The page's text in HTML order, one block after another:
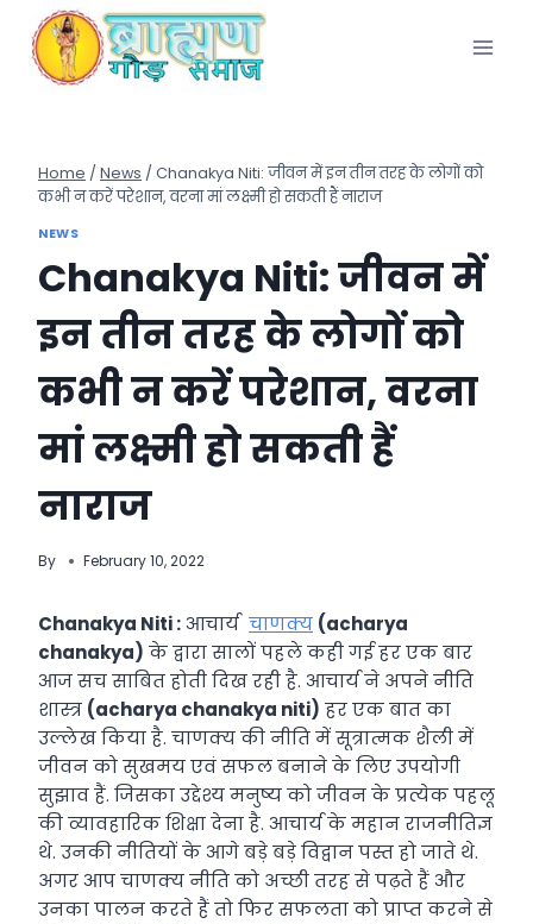
content
Home / News / Chanakya Niti: जीवन में इन तीन तरह के लोगों को
कभी न करें परेशान, वरना मां लक्ष्मी हो सकती हैं नाराज
NEWS
Chanakya Niti: जीवन में
इन तीन तरह के लोगों को
कभी न करें परेशान, वरना
मां लक्ष्मी हो सकती हैं
नाराज
By February 10, 2022
Chanakya Niti :आचार्य चाणक्य (acharya
chanakya) के द्वारा सालों पहले कही गई हर एक बार
आज सच साबित होती दिख रही है. आचार्य ने अपने नीति
शास्त्र (acharya chanakya niti) हर एक बात का
उल्लेख किया है. चाणक्य की नीति में सूत्रात्मक शैली में
जीवन को सुखमय एवं सफल बनाने के लिए उपयोगी
सुझाव हैं. जिसका उद्देश्य मनुष्य को जीवन के प्रत्येक पहलू
की व्यावहारिक शिक्षा देना है. आचार्य के महान राजनीतिज्ञ
थे. उनकी नीतियों के आगे बड़े बड़े विद्वान पस्त हो जाते थे.
अगर आप चाणक्य नीति को अच्छी तरह से पढ़ते हैं और
उनका पालन करते हैं तो फिर सफलता को प्राप्त करने से